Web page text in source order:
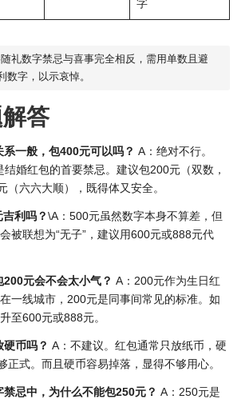
字
随礼数字禁忌与喜事完全相反，需用单数且避
数字，以示哀悼。
答
一般，包400元可以吗？ A：绝对不行。
结婚红包的首要禁忌。建议包200元（双数，
（六六大顺），既得体又安全。
利吗？ \A：500元虽然数字本身不算差，但
被联想为“无子”，建议用600元或888元代
元会不会太小气？ A：200元作为生日红
一线城市，200元是同事间常见的标准。如
至600元或888元。
币吗？ A：不建议。红包通常只放纸币，硬
正式。而且硬币容易掉落，显得不够用心。
忌中，为什么不能包250元？ A：250元是